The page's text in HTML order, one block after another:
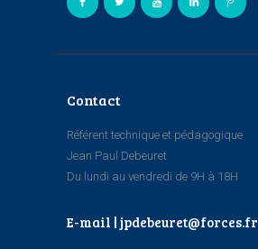
Contact
Référent technique et pédagogique
Jean Paul Debeuret
Du lundi au vendredi de 9H à 18H
E-mail | jpdebeuret@forces.fr